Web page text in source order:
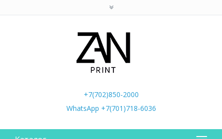
+7(702)850-2000
WhatsApp +7(701)718-6036